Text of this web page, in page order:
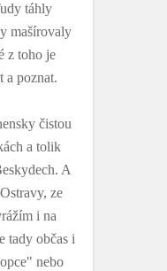
táhly
mašírovaly
z toho je
a poznat.
čistou
a tolik
A
ze
i na
tady občas i
nebo